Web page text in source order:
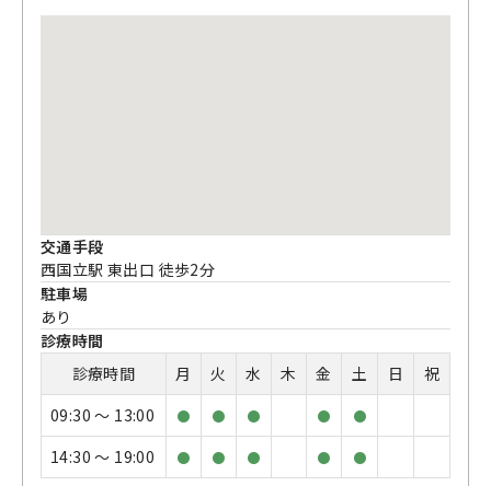
交通手段
西国立駅 東出口 徒歩2分
駐車場
あり
診療時間
診療時間
月 火 水 木 金 土 日
祝
09:30 〜 13:00
● ● ● ● ●
14:30 〜 19:00 ● ● ● ● ●